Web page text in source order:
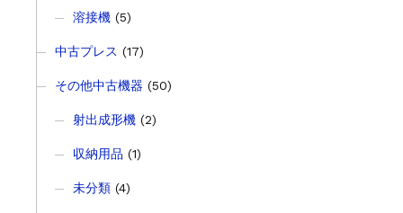
溶接機(5)
中古プレス (17)
その他中古機器 (50)
射出成形機(2)
収納用品 (1)
未分類(4)